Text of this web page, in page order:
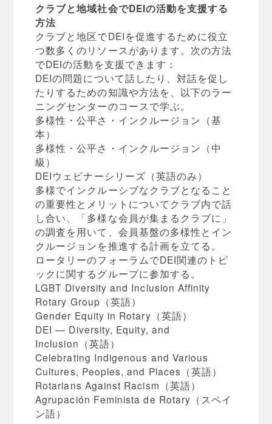
クラブと地域社会でDEIの活動を支援する
方法
クラブと地区でDEIを促進するために役立
つ数多くのリソースがあります。次の方法
でDEIの活動を支援できます：
DEIの問題について話したり、対話を促し
たりするための知識や方法を、以下のラー
ニングセンターのコースで学ぶ。
多様性・公平さ・インクルージョン（基
本）
多様性・公平さ・インクルージョン（中
級）
DEIウェビナーシリーズ（英語のみ）
多様でインクルーシブなクラブとなること
の重要性とメリットについてクラブ内で話
し合い、「多様な会員が集まるクラブに」
の調査を用いて、会員基盤の多様性とイン
クルージョンを推進する計画を立てる。
ロータリーのフォーラムでDEI関連のトピ
ックに関するグループに参加する。
LGBT Diversity and Inclusion Affinity
Rotary Group（英語）
Gender Equity in Rotary（英語）
DEI — Diversity, Equity, and
Inclusion（英語）
Celebrating Indigenous and Various
Cultures, Peoples, and Places（英語）
Rotarians Against Racism（英語）
Agrupación Feminista de Rotary（スペイ
ン語）